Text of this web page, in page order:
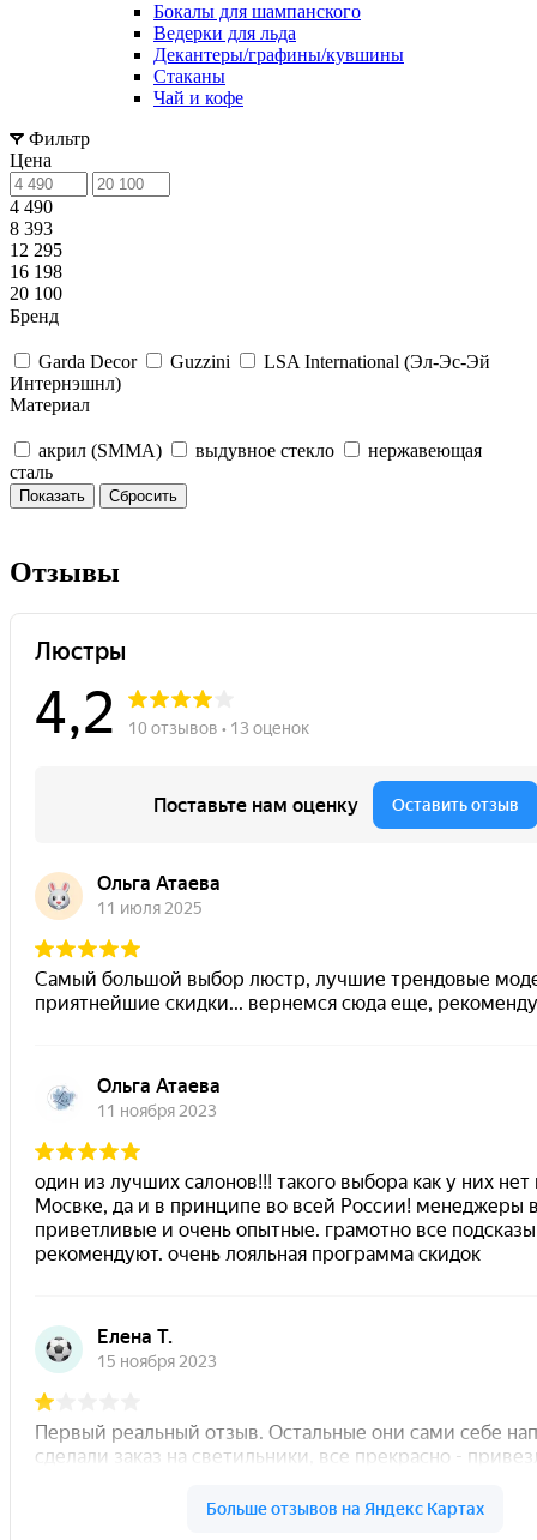
Бокалы для шампанского
Ведерки для льда
Декантеры/графины/кувшины
Стаканы
Чай и кофе
Фильтр
Цена
4 490
8 393
12 295
16 198
20 100
Бренд
Garda Decor Guzzini
LSA International (Эл-Эс-Эй
Интернэшнл)
Материал
акрил (SMMA) выдувное стекло
нержавеющая
сталь
Сбросить
Отзывы